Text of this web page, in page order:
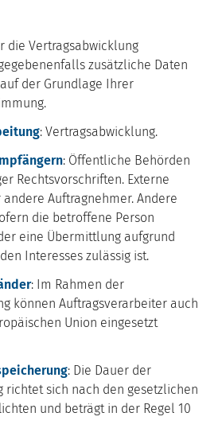
die Vertragsabwicklung
zusätzliche Daten
der Grundlage Ihrer
: Vertragsabwicklung.
: Öffentliche Behörden
Rechtsvorschriften. Externe
Auftragnehmer. Andere
die betroffene Person
eine Übermittlung aufgrund
Interesses zulässig ist.
: Im Rahmen der
können Auftragsverarbeiter auch
Union eingesetzt
: Die Dauer der
richtet sich nach den gesetzlichen
und beträgt in der Regel 10